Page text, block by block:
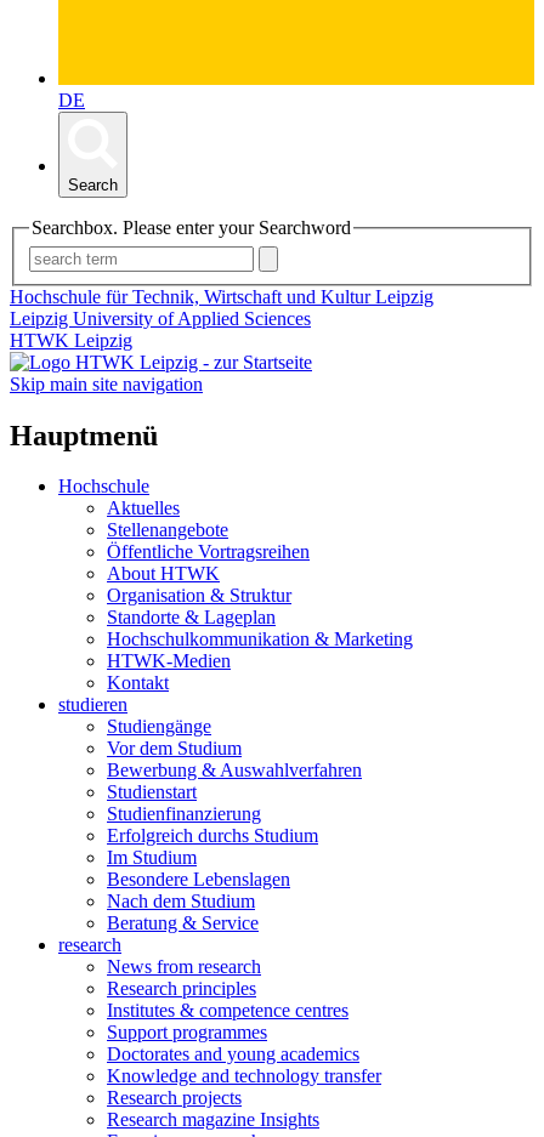
DE
Search
Searchbox. Please enter your Searchword
Hochschule für Technik, Wirtschaft und Kultur Leipzig
Leipzig University of Applied Sciences
HTWK Leipzig
Skip main site navigation
Hauptmenü
Hochschule
Aktuelles
Stellenangebote
Öffentliche Vortragsreihen
About HTWK
Organisation & Struktur
Standorte & Lageplan
Hochschulkommunikation & Marketing
HTWK-Medien
Kontakt
studieren
Studiengänge
Vor dem Studium
Bewerbung & Auswahlverfahren
Studienstart
Studienfinanzierung
Erfolgreich durchs Studium
Im Studium
Besondere Lebenslagen
Nach dem Studium
Beratung & Service
research
News from research
Research principles
Institutes & competence centres
Support programmes
Doctorates and young academics
Knowledge and technology transfer
Research projects
Research magazine Insights